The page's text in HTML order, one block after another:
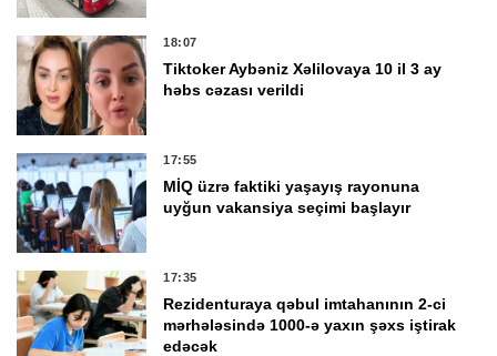
18:07
Tiktoker Aybəniz Xəlilovaya 10 il 3 ay
həbs cəzası verildi
17:55
MİQ üzrə faktiki yaşayış rayonuna
uyğun vakansiya seçimi başlayır
17:35
Rezidenturaya qəbul imtahanının 2-ci
mərhələsində 1000-ə yaxın şəxs iştirak
edəcək